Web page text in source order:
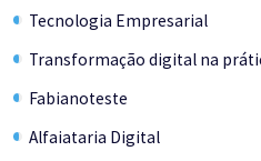
Tecnologia Empresarial
Transformação digital na
Fabianoteste
Alfaiataria Digital